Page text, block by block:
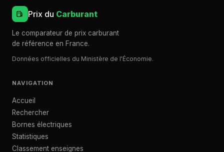
Prix du Carburant
Le comparateur de prix carburant
de référence en France.
Données officielles du Ministère de l'Économie.
NAVIGATION
Accueil
Rechercher
Bornes électriques
Statistiques
Classement enseignes